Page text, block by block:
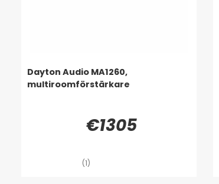
Dayton Audio MA1260,
multiroomförstärkare
€1305
(1)